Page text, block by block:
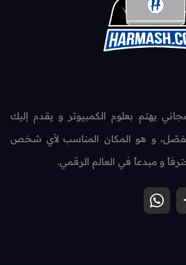
يهتم بعلوم الكمبيوتر و يقدم إليك
و هو المكان المناسب لأي شخص
و مبدعاً في العالم الرقمي.